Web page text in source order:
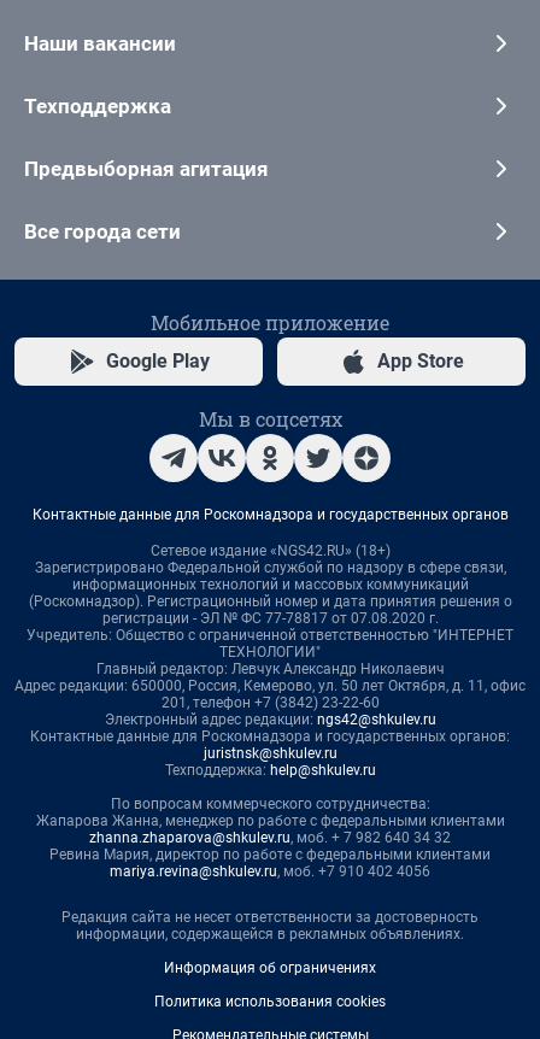
Наши вакансии
Техподдержка
Предвыборная агитация
Все города сети
Мобильное приложение
Google Play App Store
Мы в соцсетях
Контактные данные для Роскомнадзора и государственных органов
Сетевое издание «NGS42.RU» (18+)
Зарегистрировано Федеральной службой по надзору в сфере связи,
информационных технологий и массовых коммуникаций
(Роскомнадзор). Регистрационный номер и дата принятия решения о
регистрации - ЭЛ № ФС 77-78817 от 07.08.2020 г.
Учредитель: Общество с ограниченной ответственностью "ИНТЕРНЕТ
ТЕХНОЛОГИИ"
Главный редактор: Левчук Александр Николаевич
Адрес редакции: 650000, Россия, Кемерово, ул. 50 лет Октября, д. 11, офис
201, телефон +7 (3842) 23-22-60
Электронный адрес редакции: ngs42@shkulev.ru
Контактные данные для Роскомнадзора и государственных органов:
juristnsk@shkulev.ru
Техподдержка: help@shkulev.ru
По вопросам коммерческого сотрудничества:
Жапарова Жанна, менеджер по работе с федеральными клиентами
zhanna.zhaparova@shkulev.ru, моб. + 7 982 640 34 32
Ревина Мария, директор по работе с федеральными клиентами
mariya.revina@shkulev.ru, моб. +7 910 402 4056
Редакция сайта не несет ответственности за достоверность
информации, содержащейся в рекламных объявлениях.
Информация об ограничениях
Политика использования cookies